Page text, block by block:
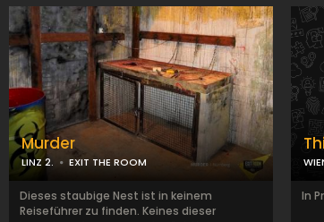
Murder
LINZ 2. EXIT THE ROOM
Dieses staubige Nest ist in keinem
Reiseführer zu finden. Keines dieser
In